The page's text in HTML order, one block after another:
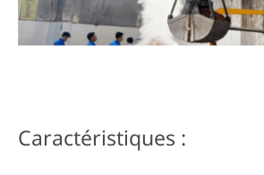
Caractéristiques :